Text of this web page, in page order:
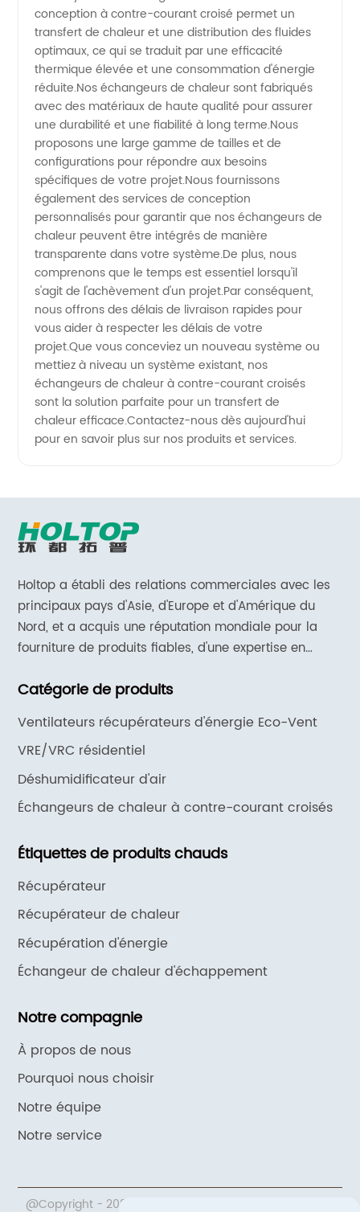
à
contre-
courant
croisé
en Chine
conception à contre-courant croisé permet un
transfert de chaleur et une distribution des fluides
optimaux, ce qui se traduit par une efficacité
thermique élevée et une consommation d'énergie
réduite.Nos échangeurs de chaleur sont fabriqués
avec des matériaux de haute qualité pour assurer
une durabilité et une fiabilité à long terme.Nous
proposons une large gamme de tailles et de
configurations pour répondre aux besoins
spécifiques de votre projet.Nous fournissons
également des services de conception
personnalisés pour garantir que nos échangeurs de
chaleur peuvent être intégrés de manière
transparente dans votre système.De plus, nous
comprenons que le temps est essentiel lorsqu'il
s'agit de l'achèvement d'un projet.Par conséquent,
nous offrons des délais de livraison rapides pour
vous aider à respecter les délais de votre
projet.Que vous conceviez un nouveau système ou
mettiez à niveau un système existant, nos
échangeurs de chaleur à contre-courant croisés
sont la solution parfaite pour un transfert de
chaleur efficace.Contactez-nous dès aujourd'hui
pour en savoir plus sur nos produits et services.
Holtop a établi des relations commerciales avec les
principaux pays d'Asie, d'Europe et d'Amérique du
Nord, et a acquis une réputation mondiale pour la
fourniture de produits fiables, d'une expertise en
réactifs.
Catégorie de produits
Ventilateurs récupérateurs d'énergie Eco-Vent
VRE/VRC résidentiel
Déshumidificateur d'air
Échangeurs de chaleur à contre-courant croisés
Étiquettes de produits chauds
Récupérateur
Récupérateur de chaleur
Récupération d'énergie
Échangeur de chaleur d'échappement
Notre compagnie
À propos de nous
Pourquoi nous choisir
Notre équipe
Notre service
@Copyright - 2020-2023 : Tous droits réservés.Beijing